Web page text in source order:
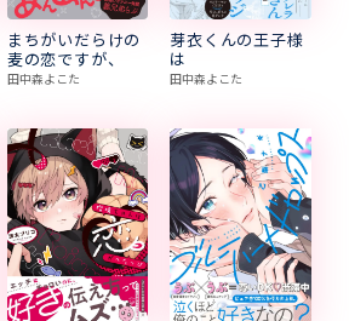
まちがいだらけの
麦の恋ですが、
田中森よこた
芽衣くんの王子様
は
田中森よこた